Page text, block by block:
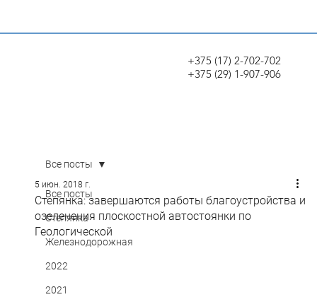
+375 (17) 2-702-702
+375 (29) 1-907-906
Все посты
Степянка
Железнодорожная
2022
2021
Все посты
Степянка: завершаются работы благоустройства и
озеленения плоскостной автостоянки по
Геологической
5 июн. 2018 г.